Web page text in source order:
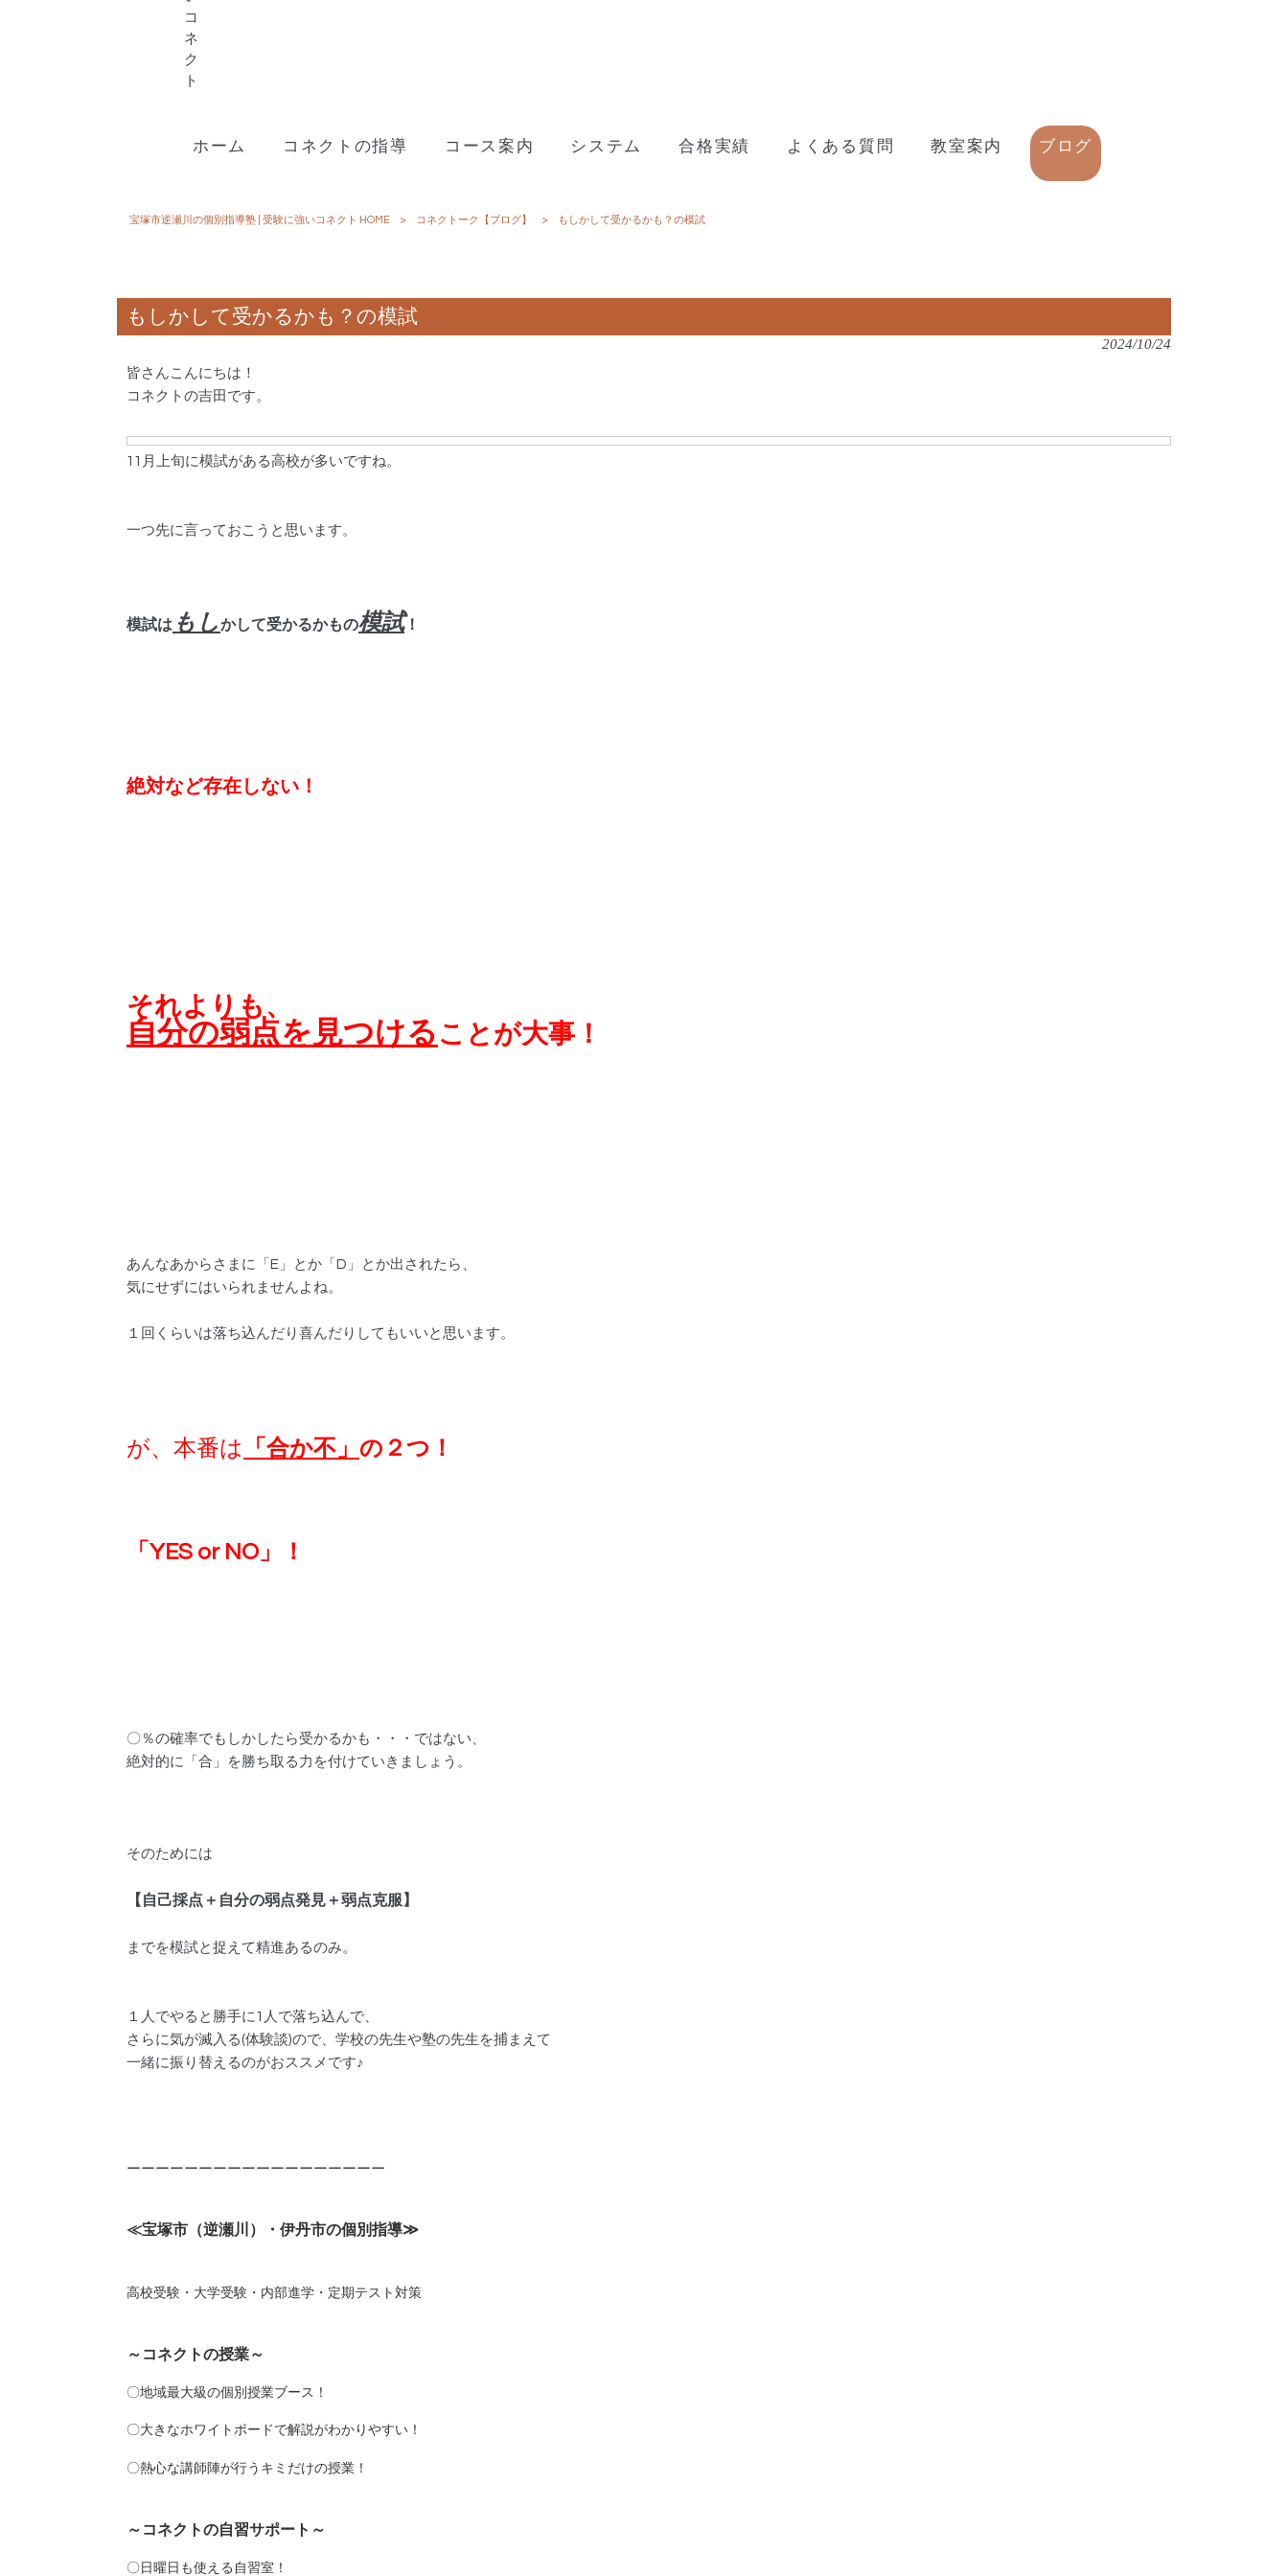
ホーム コネクトの指導 コース案内 システム 合格実績 よくある質問 教室案内 ブログ
宝塚市逆瀬川の個別指導塾 | 受験に強いコネクト HOME > コネクトーク【ブログ】 > もしかして受かるかも？の模試
もしかして受かるかも？の模試
2024/10/24
皆さんこんにちは！
コネクトの吉田です。
11月上旬に模試がある高校が多いですね。
一つ先に言っておこうと思います。
模試は もしかして受かるかもの模試！
絶対など存在しない！
それよりも、
自分の弱点を見つける ことが大事！
あんなあからさまに「E」とか「D」とか出されたら、
気にせずにはいられませんよね。
１回くらいは落ち込んだり喜んだりしてもいいと思います。
が、本番は 「合か不」 の２つ！
「YES or NO」！
〇％の確率でもしかしたら受かるかも・・・ではない、
絶対的に「合」を勝ち取る力を付けていきましょう。
そのためには
【自己採点＋自分の弱点発見＋弱点克服】
までを模試と捉えて精進あるのみ。
１人でやると勝手に1人で落ち込んで、
さらに気が滅入る(体験談)ので、学校の先生や塾の先生を捕まえて
一緒に振り替えるのがおススメです♪
ーーーーーーーーーーーーーーーーーー
≪宝塚市（逆瀬川）・伊丹市の個別指導≫
高校受験・大学受験・内部進学・定期テスト対策
～コネクトの授業～
〇地域最大級の個別授業ブース！
〇大きなホワイトボードで解説がわかりやすい！
〇熱心な講師陣が行うキミだけの授業！
～コネクトの自習サポート～
〇日曜日も使える自習室！